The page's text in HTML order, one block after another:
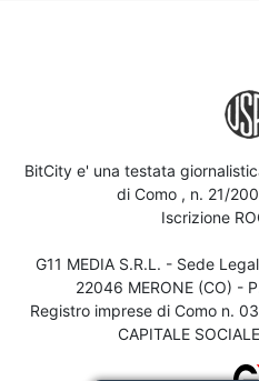
BitCity e' una testata
di Como , n. 21/
Iscrizione
G11 MEDIA S.R.L. - Sede
22046 MERONE (CO) -
Registro imprese di Como n.
CAPITALE